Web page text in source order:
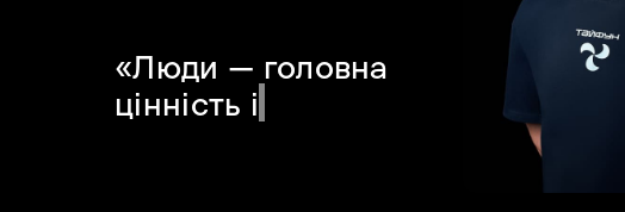
«Люди — головна
цінність і рушійна